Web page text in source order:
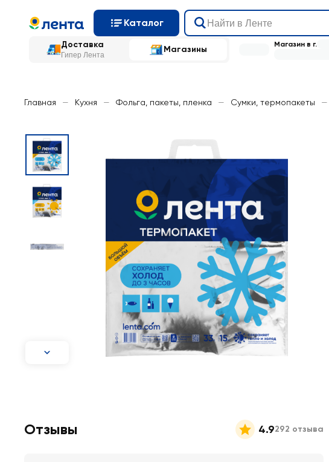
Каталог
Доставка
Гипер Лента
Магазины Магазин в г.
Главная — Кухня — Фольга, пакеты, пленка — Сумки, термопакеты —
Отзывы 4.9292 отзыва